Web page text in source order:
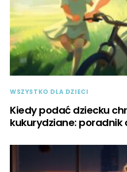
WSZYSTKO DLA DZIECI
Kiedy podać dziecku
kukurydziane: poradnik